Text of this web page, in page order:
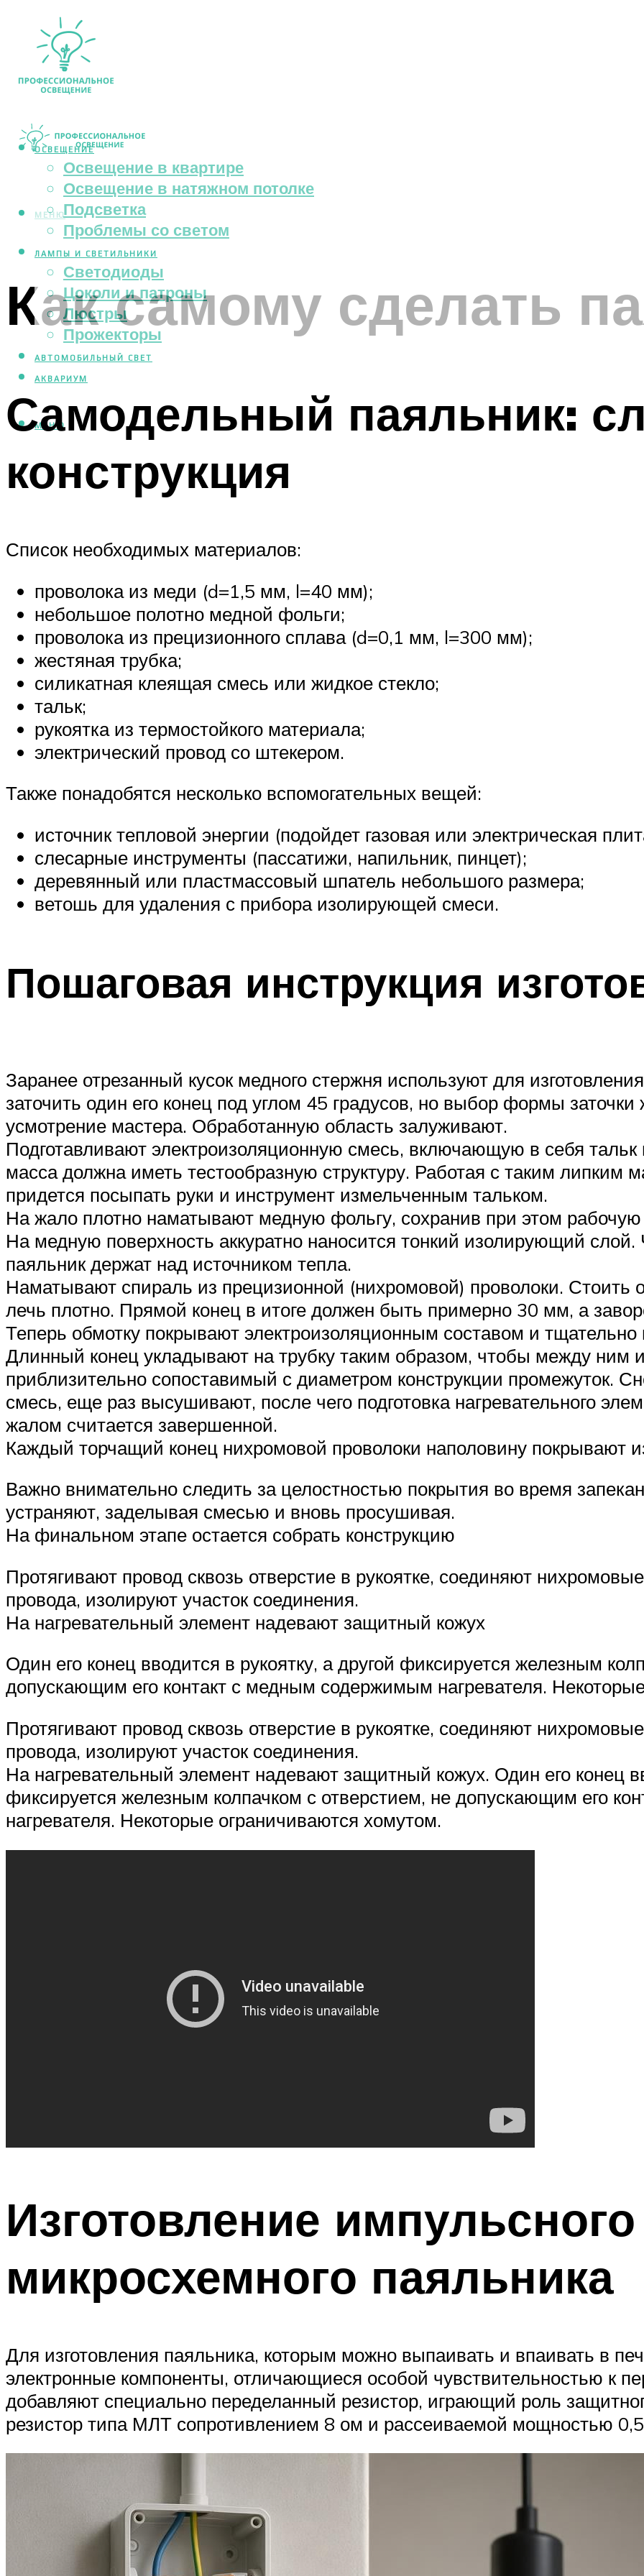
ОСВЕЩЕНИЕ
Освещение в квартире
Освещение в натяжном потолке
Подсветка
Проблемы со светом
ЛАМПЫ И СВЕТИЛЬНИКИ
Светодиоды
Цоколи и патроны
Люстры
Прожекторы
АВТОМОБИЛЬНЫЙ СВЕТ
АКВАРИУМ
МЕНЮ
МЕНЮ
Как самому сделать
Самодельный паяльник:
конструкция
Список необходимых материалов:
проволока из меди (d=1,5 мм, l=40 мм);
небольшое полотно медной фольги;
проволока из прецизионного сплава (d=0,1 мм, l=300 мм);
жестяная трубка;
силикатная клеящая смесь или жидкое стекло;
тальк;
рукоятка из термостойкого материала;
электрический провод со штекером.
Также понадобятся несколько вспомогательных вещей:
источник тепловой энергии (подойдет газовая или электрическая
слесарные инструменты (пассатижи, напильник, пинцет);
деревянный или пластмассовый шпатель небольшого размера;
ветошь для удаления с прибора изолирующей смеси.
Пошаговая инструкция
Заранее отрезанный кусок медного стержня используют для
заточить один его конец под углом 45 градусов, но выбор формы
усмотрение мастера. Обработанную область залуживают.
Подготавливают электроизоляционную смесь, включающую в себя
масса должна иметь тестообразную структуру. Работая с таким липким
придется посыпать руки и инструмент измельченным тальком.
На жало плотно наматывают медную фольгу, сохранив при этом
На медную поверхность аккуратно наносится тонкий изолирующий
паяльник держат над источником тепла.
Наматывают спираль из прецизионной (нихромовой) проволоки. Стоить
лечь плотно. Прямой конец в итоге должен быть примерно 30 мм, а
Теперь обмотку покрывают электроизоляционным составом и
Длинный конец укладывают на трубку таким образом, чтобы между ним
приблизительно сопоставимый с диаметром конструкции промежуток.
смесь, еще раз высушивают, после чего подготовка нагревательного
жалом считается завершенной.
Каждый торчащий конец нихромовой проволоки наполовину покрывают
Важно внимательно следить за целостностью покрытия во время
устраняют, заделывая смесью и вновь просушивая.
На финальном этапе остается собрать конструкцию
Протягивают провод сквозь отверстие в рукоятке, соединяют
провода, изолируют участок соединения.
На нагревательный элемент надевают защитный кожух
Один его конец вводится в рукоятку, а другой фиксируется железным
допускающим его контакт с медным содержимым нагревателя.
Протягивают провод сквозь отверстие в рукоятке, соединяют
провода, изолируют участок соединения.
На нагревательный элемент надевают защитный кожух. Один его конец
фиксируется железным колпачком с отверстием, не допускающим его
нагревателя. Некоторые ограничиваются хомутом.
Изготовление импульсного
микросхемного паяльника
Для изготовления паяльника, которым можно выпаивать и впаивать в
электронные компоненты, отличающиеся особой чувствительностью к
добавляют специально переделанный резистор, играющий роль
резистор типа МЛТ сопротивлением 8 ом и рассеиваемой мощностью